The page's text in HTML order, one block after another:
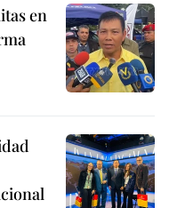
en